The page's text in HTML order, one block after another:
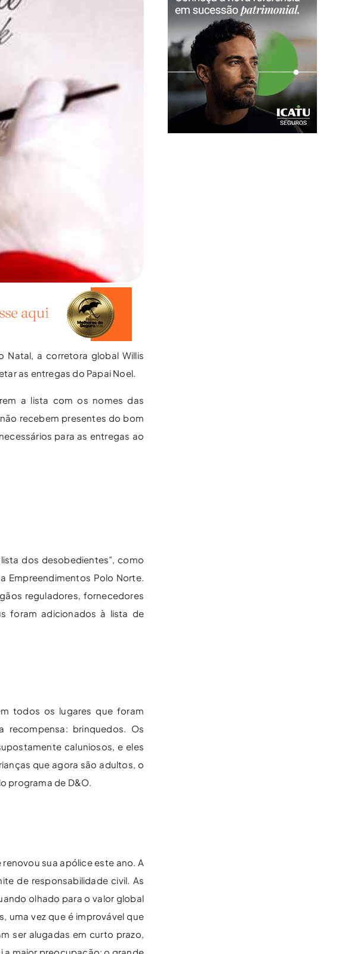
a corretora global Willis
as entregas do Papai Noel.
a lista com os nomes das
recebem presentes do bom
para as entregas ao
dos desobedientes”, como
Empreendimentos Polo Norte.
reguladores, fornecedores
foram adicionados à lista de
todos os lugares que foram
recompensa: brinquedos. Os
caluniosos, e eles
que agora são adultos, o
programa de D&O.
sua apólice este ano. A
de responsabilidade civil. As
olhado para o valor global
uma vez que é improvável que
ser alugadas em curto prazo,
a maior preocupação: o grande